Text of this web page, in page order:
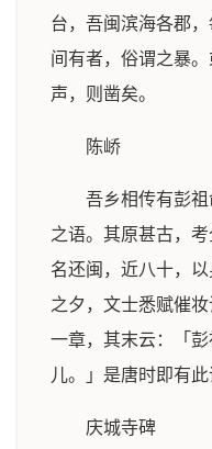
台，吾闽滨海各郡
间有者，俗谓之暴
声，则凿矣。
陈峤
吾乡相传有彭
之语。其原甚古，
名还闽，近八十，
之夕，文士悉赋催
一章，其末云：「
儿。」是唐时即有此
庆城寺碑